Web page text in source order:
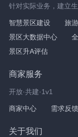
针对实际业务，建立
智慧景区建设 旅
景区大数据中心
景区升A评估
商家服务
开放·共建·1v1
商家中心 需求反馈
关于我们